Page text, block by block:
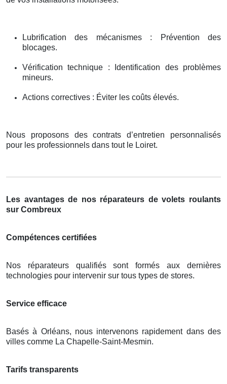
Lubrification des mécanismes : Prévention des
blocages.
Vérification technique : Identification des problèmes
mineurs.
Actions correctives : Éviter les coûts élevés.
Nous proposons des contrats d’entretien personnalisés
pour les professionnels dans tout le Loiret.
Les avantages de nos réparateurs de volets roulants
sur Combreux
Compétences certifiées
Nos réparateurs qualifiés sont formés aux dernières
technologies pour intervenir sur tous types de stores.
Service efficace
Basés à Orléans, nous intervenons rapidement dans des
villes comme La Chapelle-Saint-Mesmin.
Tarifs transparents